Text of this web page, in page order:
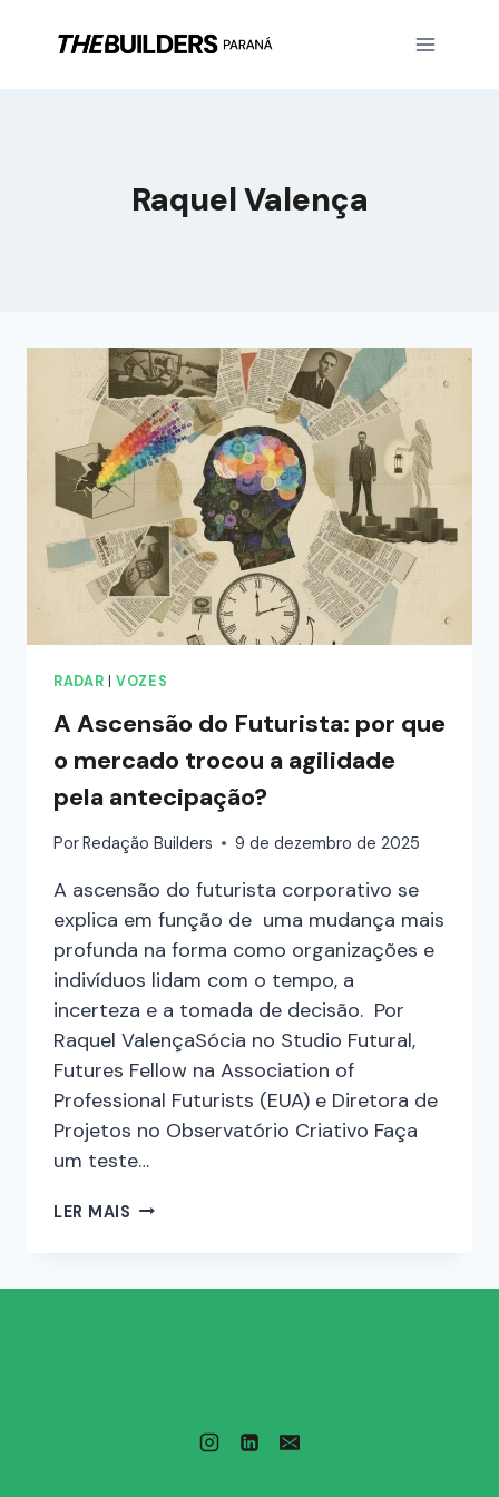
Raquel Valença
RADAR |VOZES
A Ascensão do Futurista: por que
o mercado trocou a agilidade
pela antecipação?
PorRedação Builders 9 de dezembro de 2025
A ascensão do futurista corporativo se
explica em função de uma mudança mais
profunda na forma como organizações e
indivíduos lidam com o tempo, a
incerteza e a tomada de decisão. Por
Raquel ValençaSócia no Studio Futural,
Futures Fellow na Association of
Professional Futurists (EUA) e Diretora de
Projetos no Observatório Criativo Faça
um teste…
LER MAIS